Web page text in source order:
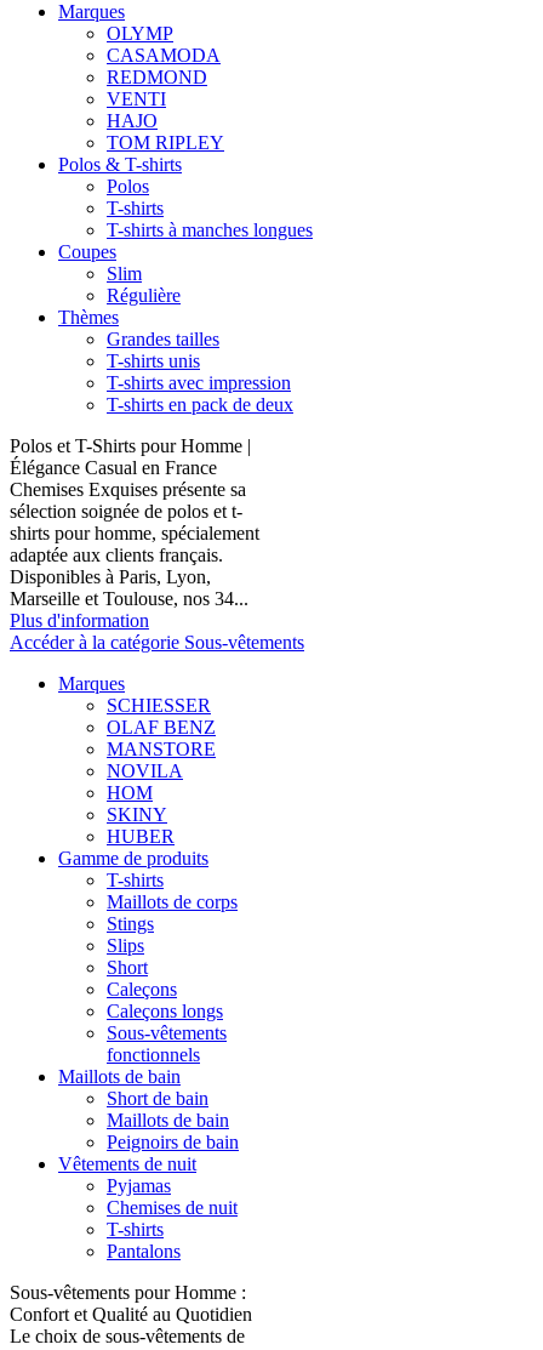
Marques
OLYMP
CASAMODA
REDMOND
VENTI
HAJO
TOM RIPLEY
Polos & T-shirts
Polos
T-shirts
T-shirts à manches longues
Coupes
Slim
Régulière
Thèmes
Grandes tailles
T-shirts unis
T-shirts avec impression
T-shirts en pack de deux
Polos et T-Shirts pour Homme |
Élégance Casual en France
Chemises Exquises présente sa
sélection soignée de polos et t-
shirts pour homme, spécialement
adaptée aux clients français.
Disponibles à Paris, Lyon,
Marseille et Toulouse, nos 34...
Plus d'information
Accéder à la catégorie Sous-vêtements
Marques
SCHIESSER
OLAF BENZ
MANSTORE
NOVILA
HOM
SKINY
HUBER
Gamme de produits
T-shirts
Maillots de corps
Stings
Slips
Short
Caleçons
Caleçons longs
Sous-vêtements
fonctionnels
Maillots de bain
Short de bain
Maillots de bain
Peignoirs de bain
Vêtements de nuit
Pyjamas
Chemises de nuit
T-shirts
Pantalons
Sous-vêtements pour Homme :
Confort et Qualité au Quotidien
Le choix de sous-vêtements de